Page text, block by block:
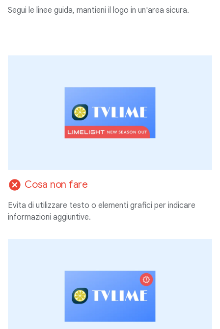
Segui le linee guida, mantieni il logo in un'area sicura.
cancel Cosa non fare
Evita di utilizzare testo o elementi grafici per indicare
informazioni aggiuntive.